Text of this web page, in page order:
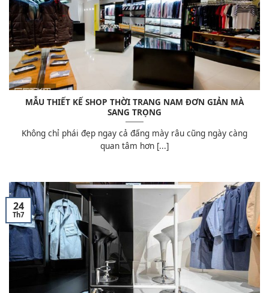
MẪU THIẾT KẾ SHOP THỜI TRANG NAM ĐƠN GIẢN MÀ
SANG TRỌNG
Không chỉ phái đẹp ngay cả đấng mày râu cũng ngày càng
quan tâm hơn [...]
24
Th7